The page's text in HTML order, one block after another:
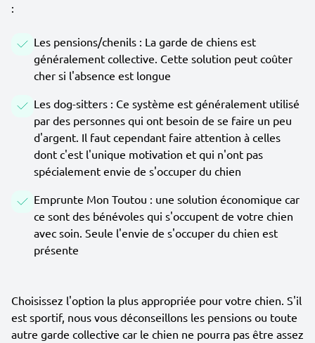
:
Les pensions/chenils : La garde de chiens est
généralement collective. Cette solution peut coûter
cher si l'absence est longue
Les dog-sitters : Ce système est généralement utilisé
par des personnes qui ont besoin de se faire un peu
d'argent. Il faut cependant faire attention à celles
dont c'est l'unique motivation et qui n'ont pas
spécialement envie de s'occuper du chien
Emprunte Mon Toutou : une solution économique car
ce sont des bénévoles qui s'occupent de votre chien
avec soin. Seule l'envie de s'occuper du chien est
présente
Choisissez l'option la plus appropriée pour votre chien. S'il
est sportif, nous vous déconseillons les pensions ou toute
autre garde collective car le chien ne pourra pas être assez